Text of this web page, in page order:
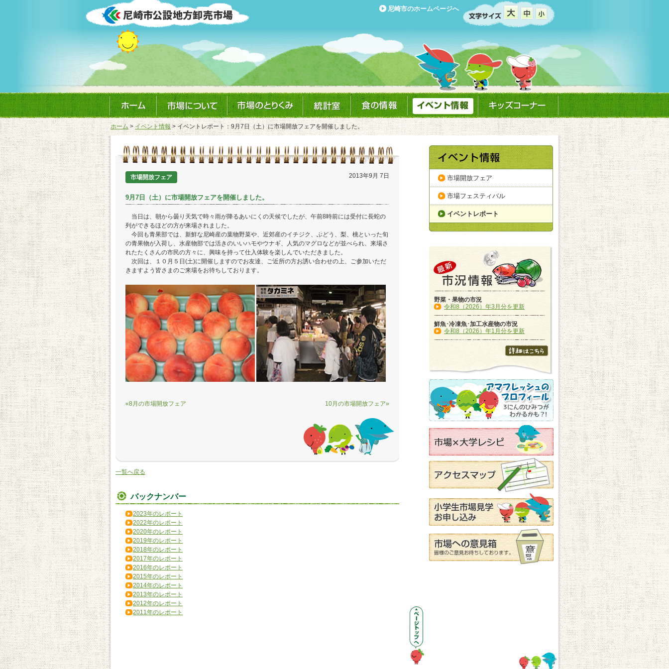
尼崎市のホームページへ
ホーム> イベント情報> イベントレポート：9月7日（土）に市場開放フェアを開催しました。
市場開放フェア
市場フェスティバル
イベントレポート
野菜・果物の市況
令和8（2026）年3月分を更新
鮮魚･冷凍魚･加工水産物の市況
令和8（2026）年1月分を更新
市場開放フェア 2013年9月 7日
9月7日（土）に市場開放フェアを開催しました。
当日は、朝から曇り天気で時々雨が降るあいにくの天候でしたが、午前8時前には受付に長蛇の
列ができるほどの方が来場されました。
今回も青果部では、新鮮な尼崎産の葉物野菜や、近郊産のイチジク、ぶどう、梨、桃といった旬
の青果物が入荷し、水産物部では活きのいいハモやウナギ、人気のマグロなどが並べられ、来場さ
れたたくさんの市民の方々に、興味を持って仕入体験を楽しんでいただきました。
次回は、１０月５日(土)に開催しますのでお友達、ご近所の方お誘い合わせの上、ご参加いただ
きますよう皆さまのご来場をお待ちしております。
«8月の市場開放フェア 10月の市場開放フェア»
一覧へ戻る
バックナンバー
2023年のレポート
2022年のレポート
2020年のレポート
2019年のレポート
2018年のレポート
2017年のレポート
2016年のレポート
2015年のレポート
2014年のレポート
2013年のレポート
2012年のレポート
2011年のレポート